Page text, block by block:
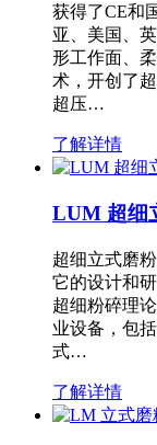
获得了CE和
亚、美国、
形工作面、
术，开创了
超压…
了解详情
LUM 超细
超细立式磨
它的设计和
超细粉碎理
业设备，包
式…
了解详情